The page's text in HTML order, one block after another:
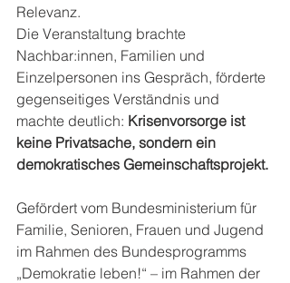
Relevanz.
Die Veranstaltung brachte
Nachbar:innen, Familien und
Einzelpersonen ins Gespräch, förderte
gegenseitiges Verständnis und
machte deutlich: Krisenvorsorge ist
keine Privatsache, sondern ein
demokratisches Gemeinschaftsprojekt.
Gefördert vom Bundesministerium für
Familie, Senioren, Frauen und Jugend
im Rahmen des Bundesprogramms
„Demokratie leben!“ – im Rahmen der